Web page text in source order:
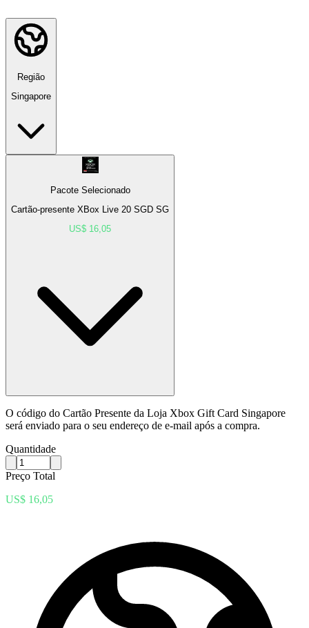
Região
Singapore
Pacote Selecionado
Cartão-presente XBox Live 20 SGD SG
US$ 16,05
O código do Cartão Presente da Loja Xbox Gift Card Singapore
será enviado para o seu endereço de e-mail após a compra.
Quantidade
Preço Total
US$ 16,05